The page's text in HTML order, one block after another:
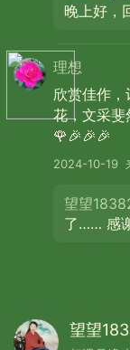
那是一颗炽
那是一份火热
那是深秋再也
天地间的秋
这是最美的
更新于 2024-10-19
晚上好，
理想
欣赏佳作
花，文采斐
🌹🎉🎉🎉
2024-10-19
望望
了…… 感
望望